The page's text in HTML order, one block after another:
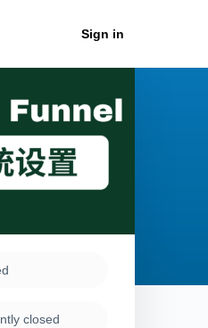
Sign in
closed